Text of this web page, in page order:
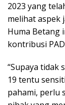
2023 yang
melihat aspek
Huma Betang
kontribusi
“Supaya tidak
19 tentu
pahami, perlu